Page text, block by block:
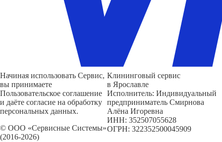
Начиная использовать Сервис,
вы принимаете
Пользовательское соглашение
и даёте согласие на обработку
персональных данных.
© ООО «Сервисные Системы»
(2016-2026)
Клининговый сервис
в Ярославле
Исполнитель: Индивидуальный
предприниматель Смирнова
Алёна Игоревна
ИНН: 352507055628
ОГРН: 322352500045909